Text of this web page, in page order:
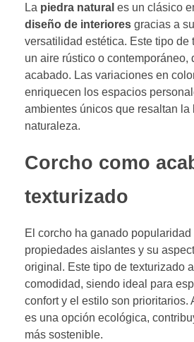
La piedra natural es un clásico
diseño de interiores gracias a
versatilidad estética. Este tipo de
un aire rústico o contemporáneo,
acabado. Las variaciones en
enriquecen los espacios
ambientes únicos que resaltan la
naturaleza.
Corcho como
texturizado
El corcho ha ganado popularidad
propiedades aislantes y su
original. Este tipo de texturizado
comodidad, siendo ideal para
confort y el estilo son prioritarios.
es una opción ecológica,
más sostenible.